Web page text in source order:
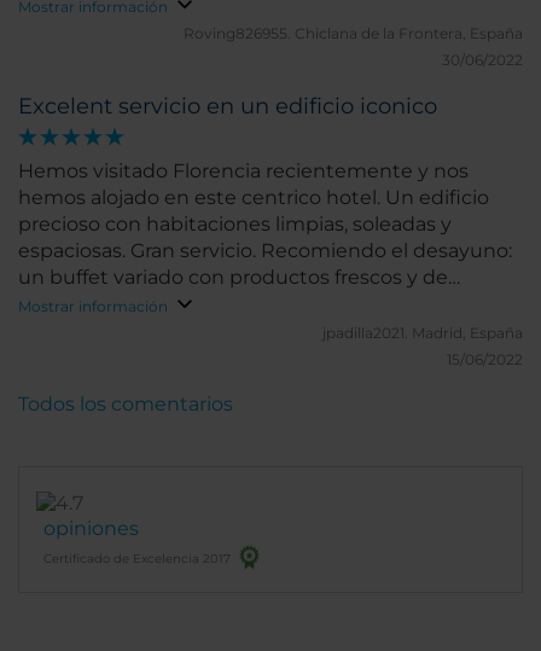
clientes, que es inigualable, desde Cristina en su
diario servicio en los desayunos, de su Relaciones
grata sorpresa y alegría de conocer a un Director y
llevarme un amigo, David Fraga, magnífico
profesional y mejor persona. Hasta mi próxima
estancia echaré de menos mi Florencia y al Porta
Rossa ...
Mostrar información
Roving826955. Chiclana de la Frontera, España
30/06/2022
Excelent servicio en un edificio iconico
Hemos visitado Florencia recientemente y nos
hemos alojado en este centrico hotel. Un edificio
precioso con habitaciones limpias, soleadas y
espaciosas. Gran servicio. Recomiendo el desayuno:
un buffet variado con productos frescos y de
calidad.
Mostrar información
jpadilla2021. Madrid, España
15/06/2022
opiniones
Certificado de Excelencia 2017
Todos los comentarios